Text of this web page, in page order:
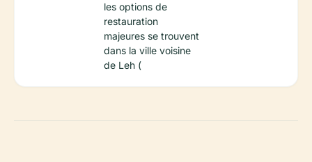
les options de
restauration
majeures se trouvent
dans la ville voisine
de Leh (